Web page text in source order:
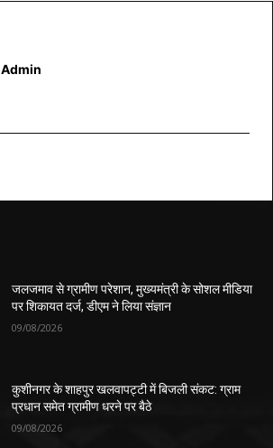
Admin
जलजमाव से ग्रामीण परेशान, मुख्यमंत्री के सोशल मीडिया
पर शिकायत दर्ज, डीएम ने लिया संज्ञान
09/08/2026
कुशीनगर के शाहपुर खलवापट्टी में बिजली संकट: ग्राम
प्रधान समेत ग्रामीण धरने पर बैठे
09/08/2026